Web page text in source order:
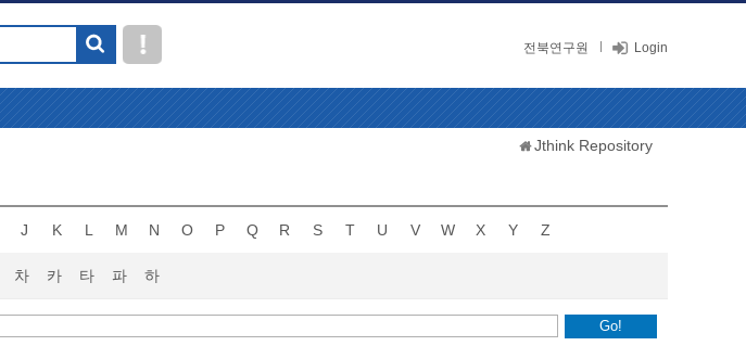
전북연구원 Login
Jthink Repository
J K L M N O P Q R S T U V W X Y Z
차 카 타 파 하